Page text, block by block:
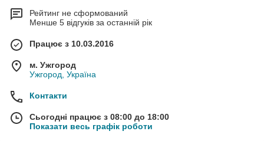
Рейтинг не сформований
Менше 5 відгуків за останній рік
Працює з 10.03.2016
м. Ужгород
Ужгород, Україна
Контакти
Сьогодні працює з 08:00 до 18:00
Показати весь графік роботи